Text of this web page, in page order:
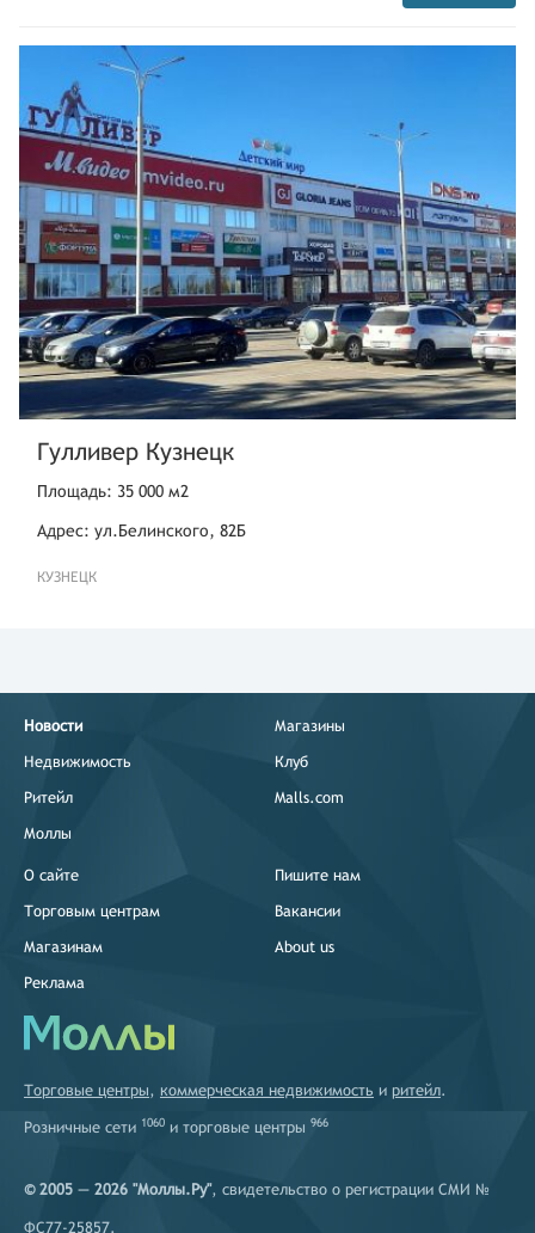
Гулливер Кузнецк
Площадь: 35 000 м2
Адрес: ул.Белинского, 82Б
КУЗНЕЦК
Новости
Недвижимость
Ритейл
Моллы
Магазины
Клуб
Malls.com
О сайте
Торговым центрам
Магазинам
Реклама
Пишите нам
Вакансии
About us
Торговые центры, коммерческая недвижимость и ритейл.
Розничные сети 1060 и торговые центры 966
© 2005 — 2026 "Моллы.Ру", свидетельство о регистрации СМИ №
ФС77-25857.